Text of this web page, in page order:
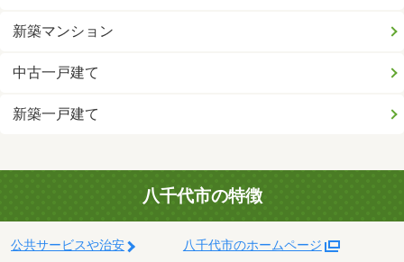
新築マンション
中古一戸建て
新築一戸建て
八千代市の特徴
公共サービスや治安 八千代市のホームページ